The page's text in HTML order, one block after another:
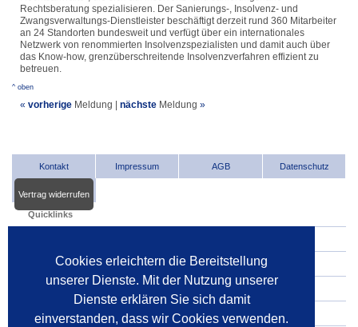
Cookies erleichtern die Bereitstellung
unserer Dienste. Mit der Nutzung unserer
Dienste erklären Sie sich damit
einverstanden, dass wir Cookies verwenden.
Rechtsberatung spezialisieren. Der Sanierungs-, Insolvenz- und
Zwangsverwaltungs-Dienstleister beschäftigt derzeit rund 360 Mitarbeiter
an 24 Standorten bundesweit und verfügt über ein internationales
Netzwerk von renommierten Insolvenzspezialisten und damit auch über
das Know-how, grenzüberschreitende Insolvenzverfahren effizient zu
betreuen.
^ oben
« vorherige Meldung nächste Meldung »
Kontakt Impressum AGB Datenschutz
Vertrag widerrufen
Quicklinks
INDat.extra
Dienstleister im Internet